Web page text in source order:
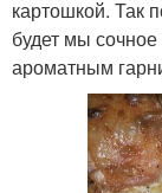
картошкой. Так
будет мы
ароматным